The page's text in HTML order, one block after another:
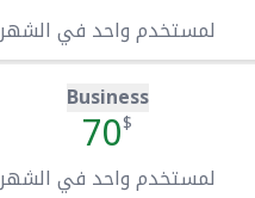
لمستخدم واحد في الشهر
Business
$
70
لمستخدم واحد في الشهر